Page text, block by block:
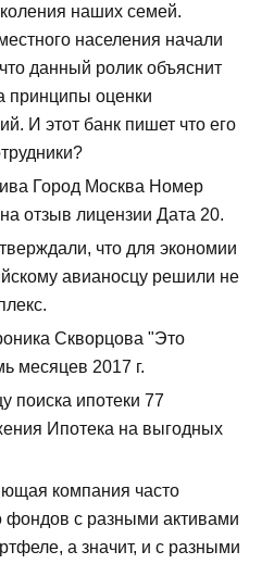
наших семей.
населения начали
данный ролик объяснит
принципы оценки
И этот банк пишет что его
Город Москва Номер
отзыв лицензии Дата 20.
что для экономии
авианосцу решили не
Скворцова "Это
месяцев 2017 г.
поиска ипотеки 77
Ипотека на выгодных
компания часто
фондов с разными активами
а значит, и с разными